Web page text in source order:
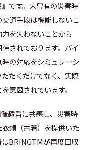
です。未曽有の災害時
通手段は機能しないこ
を失わないことから
されております。バイ
の対応をシミュレーシ
だくだけでなく、実際
意図されています。
趣旨に共感し、災害時
類（古着）を提供いた
はBRINGTMが再度回収